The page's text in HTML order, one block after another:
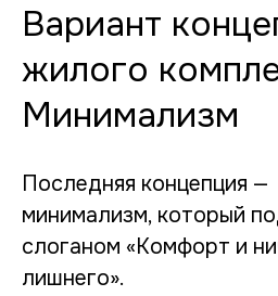
Вариант
жилого
Минимализм
Последняя концепция —
минимализм, который
слоганом «Комфорт и
лишнего».